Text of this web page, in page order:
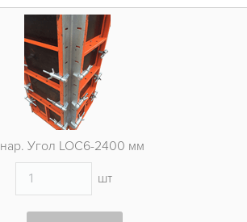
нар. Угол LOC6-2400 мм
шт